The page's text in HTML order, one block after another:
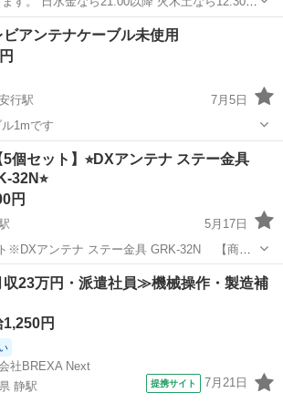
上尾駅 テレビ
ビアンテナケーブル未使用
行駅
7月5日
1mです
塚安行駅 テレビ
ブル
個セット】⭐︎DXアンテナ ステー金具
32N⭐︎
円
5月17日
※DXアンテナ ステー金具 GRK-32N 【商品
ーワイヤを固定するパーツです。 ・屋外用
マストに対応したステー金具です。 ・電気
与野駅 テレビ DXアンテナ
23万円・派遣社員≫機械操作・製造補
1,250円
社BREXA Next
静駅
提携サイト 7月21日